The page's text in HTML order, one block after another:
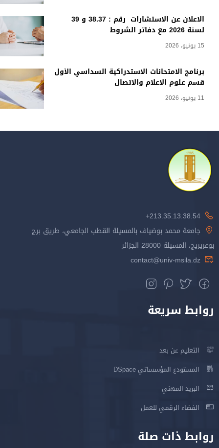
الاعلان عن الاستشارات رقم : 38.37 و 39
لسنة 2026 مع دفاتر الشروط
15 يونيو، 2026
برنامج الامتحانات الاستدراكية السداسي الأول
قسم علوم الاعلام والاتصال
11 يونيو، 2026
213.35.13.38.54+
جامعة محمد بوضياف بالمسيلة القطب الجامعي، طريق برج
بوعريريج، المسيلة 28000 الجزائر
contact@univ-msila.dz
روابط سريعة
التعليم عن بعد
المستودع المؤسساتي DSpace
البريد المهني
الفضاء الرقمي للعمل
روابط ذات صلة